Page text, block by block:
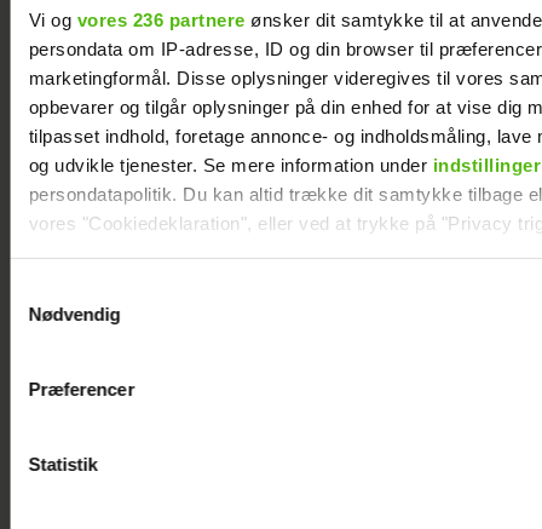
Vi og vores 236 partnere ønsker dit samtykke til at
persondata om IP-adresse, ID og din browser til
marketingformål. Disse oplysninger videregives til vores
opbevarer og tilgår oplysninger på din enhed for at vise dig
tilpasset indhold, foretage annonce- og indholdsmåling, lave
og udvikle tjenester. Se mere information under indstillinger
persondatapolitik. Du kan altid trække dit samtykke tilbage
vores "Cookiedeklaration", eller ved at trykke på "Privacy
Vi anvender egne cookies og cookies fra tredjeparter til at
generere statistik og huske dine præferencer samt til brug
Nødvendig
Præferencer
Statistik
René Holten Poulsen er